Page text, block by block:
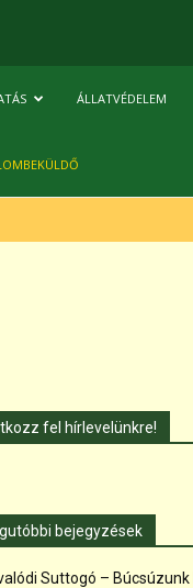
ÁLLATVÉDELEM
fel hírlevelünkre!
bejegyzések
Suttogó –